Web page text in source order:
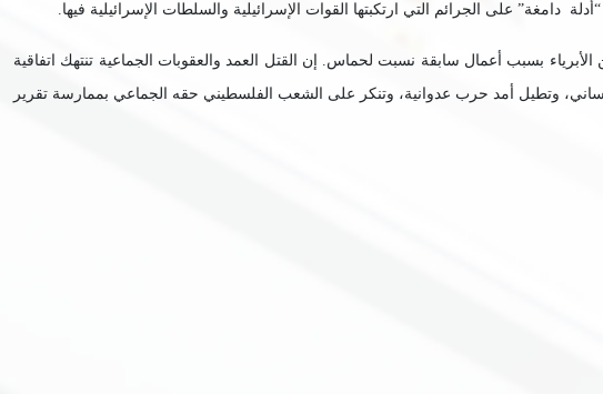
دامغة” على الجرائم التي ارتكبتها القوات الإسرائيلية والسلطات الإسرائيلية فيها.
بسبب أعمال سابقة نسبت لحماس. إن القتل العمد والعقوبات الجماعية تنتهك اتفاقية
وتطيل أمد حرب عدوانية، وتنكر على الشعب الفلسطيني حقه الجماعي بممارسة تقرير